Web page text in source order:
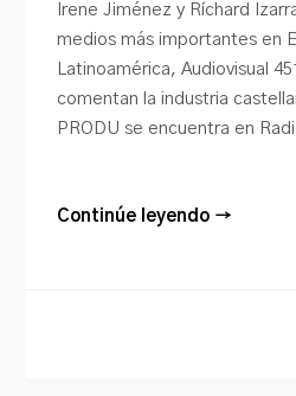
Irene Jiménez y Ríchard
medios más importantes en
Latinoamérica, Audiovisual
comentan la industria
PRODU se encuentra en
Continúe leyendo →